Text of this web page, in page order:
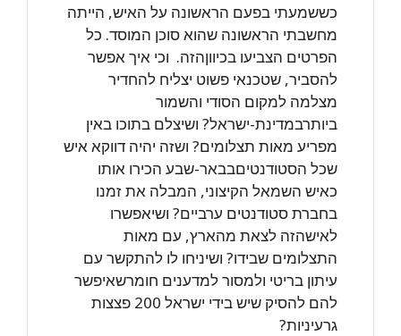
כששמעתי בפעם הראשונה על האיש, הייתה
מחשבתי הראשונה שהוא סוכן המוסד. כל
‏הפרטים הצביעו בכיווןהזה.‏ ‏ וכי איך אפשר
להסביר, שטכנאי פשוט יצליח להחדיר
מצלמה למקום הסודי והשמור
‏ביותרבמדינת-ישראל? ושיצלם בתוכו באין
מפריע מאות תצלומים? ושזה יהיה דווקא איש
‏שכל הסטודנטיםבבאר-שבע הכירו אותו
כאיש השמאל הקיצוני, המבלה את זמנו
בחברת ‏סטודנטים ערביים? ושיאפשרו
לאישהזה לצאת מהארץ, עם מאות
התצלומים שבידו? ‏ושיניחו לו להתקשר עם
עיתון בריטי ולמסור למדענים חומרשאיפשר
להם להסיק שיש בידי ‏ישראל 200 פצצות
גרעיניות?‏